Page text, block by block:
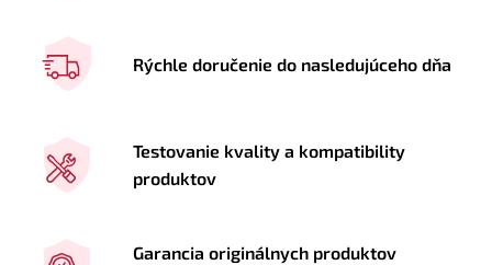
Rýchle doručenie do nasledujúceho dňa
Testovanie kvality a kompatibility
produktov
Garancia originálnych produktov